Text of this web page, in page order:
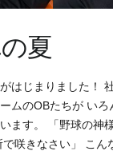
夏
はじまりました！
ムのOBたちが い
ます。 「野球の神
咲きなさい」 こん